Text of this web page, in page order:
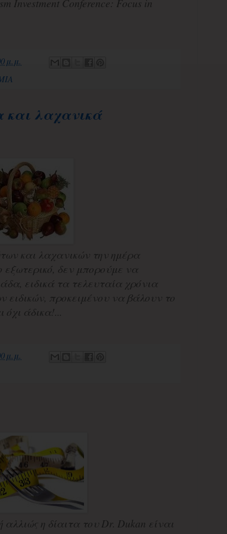
Investment Conference: Focus in
μ.μ.
και λαχανικά
και λαχανικών την ημέρα
εξωτερικό, δεν μπορούμε να
ειδικά τα τελευταία χρόνια
ειδικών, προκειμένου να βάλουν το
όχι άδικα!...
μ.μ.
η δίαιτα του Dr. Dukan είναι